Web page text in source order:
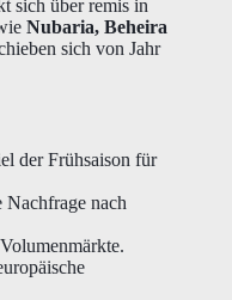
sich über remis in
Nubaria, Beheira
sich von Jahr
der Frühsaison für
Nachfrage nach